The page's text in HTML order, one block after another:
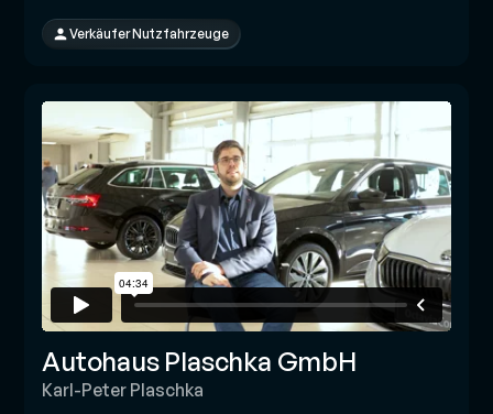
Verkäufer Nutzfahrzeuge
Autohaus Plaschka GmbH
Karl-Peter Plaschka